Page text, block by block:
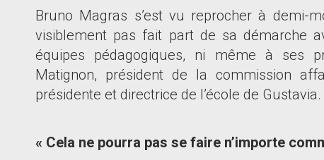
Bruno Magras s’est vu reprocher à demi-
visiblement pas fait part de sa démarche
équipes pédagogiques, ni même à ses
Matignon, président de la commission
présidente et directrice de l’école de Gustavia.
« Cela ne pourra pas se faire n’importe